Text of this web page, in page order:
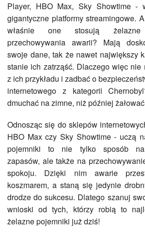
Player, HBO Max, Sky Showtime -
gigantyczne platformy streamingowe.
właśnie one stosują
przechowywania awarii? Mają
swoje dane, tak że nawet największy
stanie ich zatrząść. Dlaczego więc nie
z ich przykładu i zadbać o
internetowego z kategorii
dmuchać na zimne, niż później
Odnosząc się do sklepów
HBO Max czy Sky Showtime - uczą
pojemniki to nie tylko sposób na
zapasów, ale także na
spokoju. Dzięki nim awarie
koszmarem, a staną się jedynie
drodze do sukcesu. Dlatego szanuj
wnioski od tych, którzy robią to
żelazne pojemniki już dziś!